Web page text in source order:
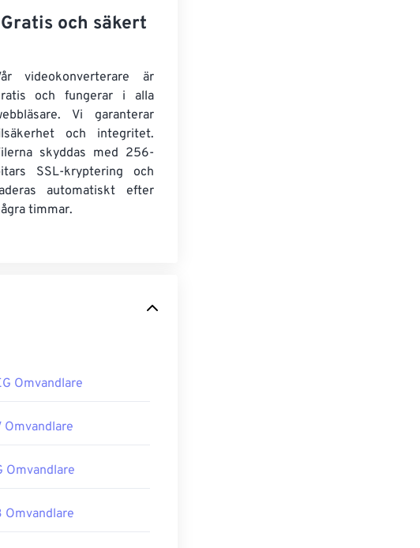
Gratis och säkert
videokonverterare är
och fungerar i alla
Vi garanterar
och integritet.
skyddas med 256-
SSL-kryptering och
automatiskt efter
timmar.
Omvandlare
Omvandlare
Omvandlare
Omvandlare